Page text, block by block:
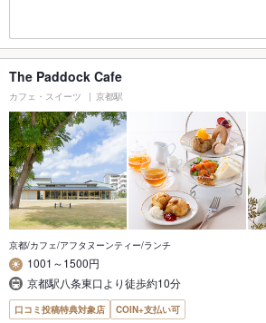
The Paddock Cafe
カフェ・スイーツ 京都駅
京都/カフェ/アフタヌーンティー/ランチ
1001～1500円
京都駅八条東口より徒歩約10分
口コミ投稿特典対象店 COIN+支払い可